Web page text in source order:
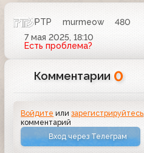
РТР murmeow
480
7 мая 2025, 18:10
Есть проблема?
Комментарии 0
Войдите илизарегистрируйтесь
комментарий
Вход через Телеграм